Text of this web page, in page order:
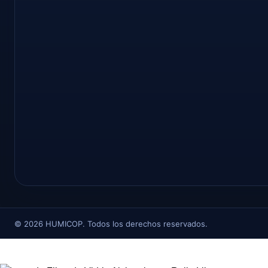
© 2026 HUMICOP. Todos los derechos reservados.